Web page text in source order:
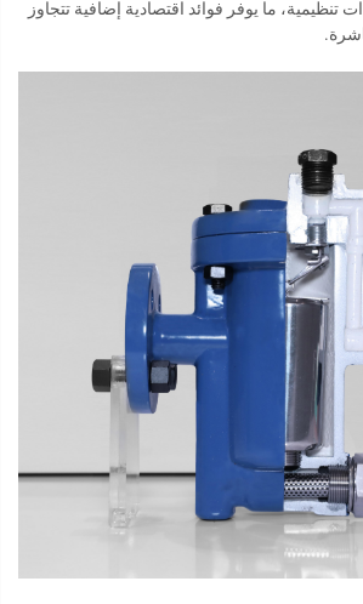
تنظيمية، ما يوفر فوائد اقتصادية إضافية تتجاوز